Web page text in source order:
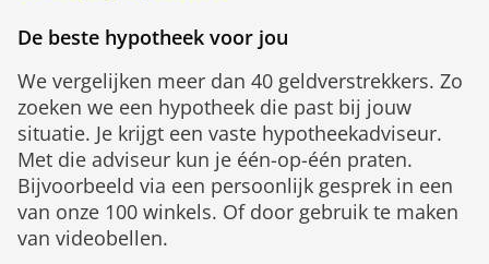
De beste hypotheek voor jou
We vergelijken meer dan 40 geldverstrekkers. Zo
zoeken we een hypotheek die past bij jouw
situatie. Je krijgt een vaste hypotheekadviseur.
Met die adviseur kun je één-op-één praten.
Bijvoorbeeld via een persoonlijk gesprek in een
van onze 100 winkels. Of door gebruik te maken
van videobellen.